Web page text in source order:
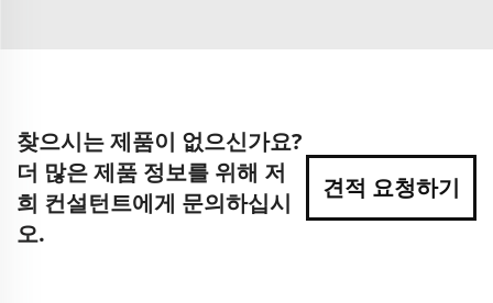
찾으시는 제품이 없으신가요?
더 많은 제품 정보를 위해 저
희 컨설턴트에게 문의하십시
오.
견적 요청하기